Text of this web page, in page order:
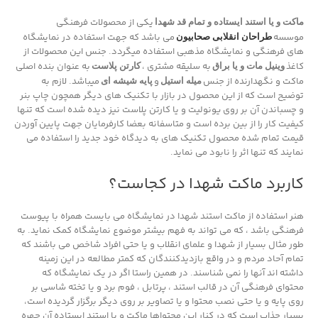
ماکت و یا استند ایستاده و تمام قد شهدا یکی از محصولات فرهنگی
موسسه طراحان انقلابی صحابیون می باشد که جهت استفاده در نمایشگاه
های فرهنگی و نمایشگاه مذهبی استفاده میگردد. جنس این محصولات از
کاغذوینیل مات و یا براق به سلیقه مشتری ،کارتن پلاست به عنوان بنده اصلی
ماکت و نگهدارنده از جنس میله استیل و پایه شیشه ای میباشد. لازم به
توضیح است که از این محصول در بازار با تکنیک های دیگر همچون چاپ بنر
و چسباندن آن بر روی یونولیت و یا کارتن پلاست نیز دیده شده است که تنها
کیفیت کار را از بین برده است و متاسفانه بعضا کارفرمایان جهت پایین آوردن
قیمت تمام شده محصول تکنیک های به دیدگاه خود جدید را استفاده می
نمایند که تنها اثر را نابود می نماید.
کاربرد ماکت شهدا در کجاست؟
هنر استفاده از ماکت استند شهدا در نمایشگاه می بایست همراه با پیوست
فرهنگی باشد ، که می تواند به فهم بیشتر موضوع نمایشگاه کمک نماید. به
طور مثال بسیار از شهدا و علمای انقلاب و یا حتی افراد شاخص می باشند که
تمام آحاد مردم و در واقع بازدیدکنندگان که کمتر مطالعه در این زمینه
داشته اند آنها را نمی شناسند. در همین راستا اگر در یک نمایشگاه که
محتوای فرهنگی آن در قالب استند ، پرتابل ، فوم برد و یا تخته شاسی بر
روی پایه و یا حتی نصب محتوا و یا تصاویر بر روی دیگر برگزار گردیده است،